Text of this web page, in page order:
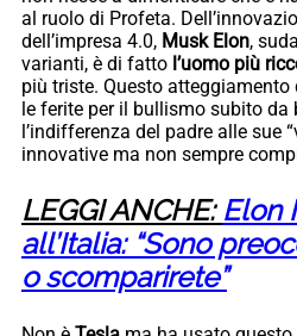
al ruolo di Profeta.
dell’impresa 4.0, Musk Elon,
varianti, è di fatto l’uomo più
più triste. Questo atteggiamento
le ferite per il bullismo subito da
l’indifferenza del padre alle sue
innovative ma non sempre
LEGGI ANCHE: Elon
all’Italia: “Sono
o scomparirete”